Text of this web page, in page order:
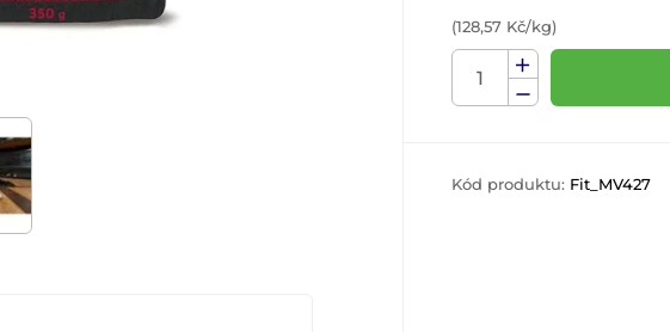
(128,57 Kč/kg)
Kód produktu: Fit_MV427